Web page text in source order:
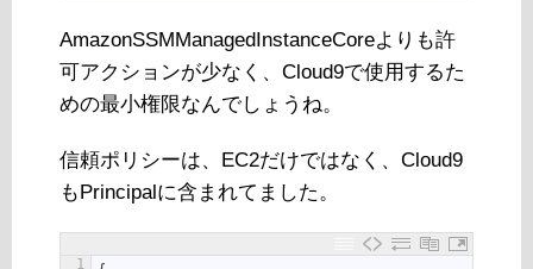
AmazonSSMManagedInstanceCoreよりも許
可アクションが少なく、Cloud9で使用するた
めの最小権限なんでしょうね。
信頼ポリシーは、EC2だけではなく、Cloud9
もPrincipalに含まれてました。
1